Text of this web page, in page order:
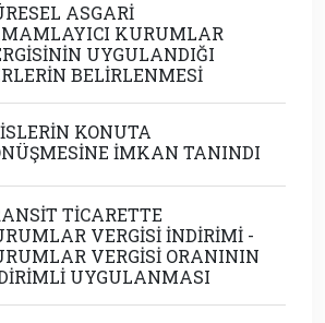
ASGARİ
KURUMLAR
UYGULANDIĞI
BELİRLENMESİ
KONUTA
İMKAN TANINDI
TİCARETTE
VERGİSİ İNDİRİMİ -
VERGİSİ ORANININ
UYGULANMASI